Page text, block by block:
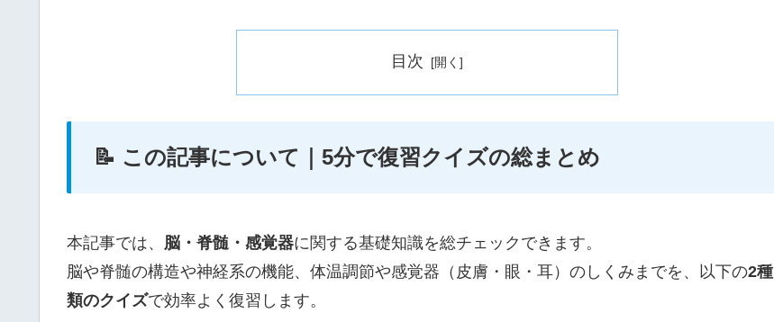
目次
📝 この記事について｜5分で復習クイズの総まとめ
本記事では、 脳・脊髄・感覚器に関する基礎知識を総チェックできます。
脳や脊髄の構造や神経系の機能、体温調節や感覚器（皮膚・眼・耳）のしくみまでを、以下の2種
類のクイズで効率よく復習します。